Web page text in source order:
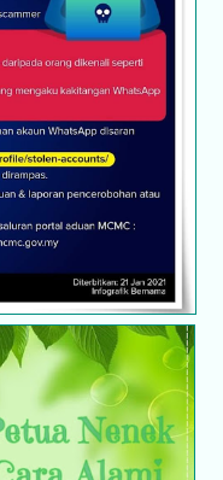
Whatsapp
untuk hilangkan
kesan gelap pada
bahagian ketiak